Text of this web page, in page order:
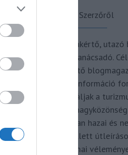
A Szerzőről
Turisztikai szakértő,
vendégélmény tanácsadó.
kategória teremtő
belül hiteles információ
inspirációul szolgáljak a
az utazni vágyó
Repertoáromban hazai és
turizmus hírek mellett
ajánlók és szakmai